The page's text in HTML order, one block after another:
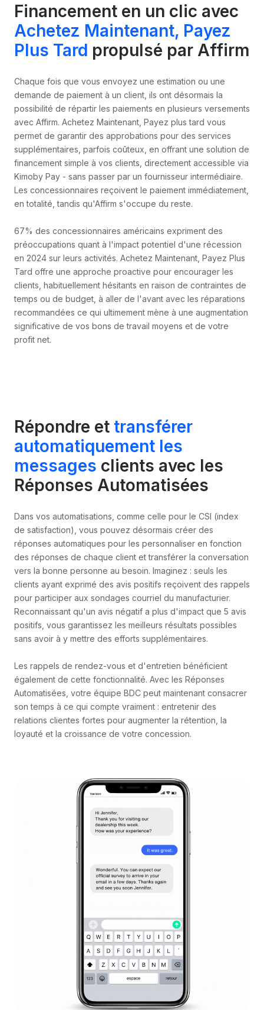
Financement en un clic avec
Achetez Maintenant, Payez
Plus Tard propulsé par Affirm
Chaque fois que vous envoyez une estimation ou une
demande de paiement à un client, ils ont désormais la
possibilité de répartir les paiements en plusieurs versements
avec Affirm. Achetez Maintenant, Payez plus tard vous
permet de garantir des approbations pour des services
supplémentaires, parfois coûteux, en offrant une solution de
financement simple à vos clients, directement accessible via
Kimoby Pay - sans passer par un fournisseur intermédiaire.
Les concessionnaires reçoivent le paiement immédiatement,
en totalité, tandis qu'Affirm s'occupe du reste.
67% des concessionnaires américains expriment des
préoccupations quant à l'impact potentiel d'une récession
en 2024 sur leurs activités. Achetez Maintenant, Payez Plus
Tard offre une approche proactive pour encourager les
clients, habituellement hésitants en raison de contraintes de
temps ou de budget, à aller de l'avant avec les réparations
recommandées ce qui ultimement mène à une augmentation
significative de vos bons de travail moyens et de votre
profit net.
Répondre et transférer
automatiquement les
messages clients avec les
Réponses Automatisées
Dans vos automatisations, comme celle pour le CSI (index
de satisfaction), vous pouvez désormais créer des
réponses automatiques pour les personnaliser en fonction
des réponses de chaque client et transférer la conversation
vers la bonne personne au besoin. Imaginez : seuls les
clients ayant exprimé des avis positifs reçoivent des rappels
pour participer aux sondages courriel du manufacturier.
Reconnaissant qu'un avis négatif a plus d'impact que 5 avis
positifs, vous garantissez les meilleurs résultats possibles
sans avoir à y mettre des efforts supplémentaires.
Les rappels de rendez-vous et d'entretien bénéficient
également de cette fonctionnalité. Avec les Réponses
Automatisées, votre équipe BDC peut maintenant consacrer
son temps à ce qui compte vraiment : entretenir des
relations clientes fortes pour augmenter la rétention, la
loyauté et la croissance de votre concession.